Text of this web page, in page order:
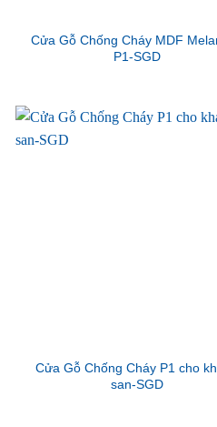
Cửa Gỗ Chống Cháy MDF
P1-SGD
Cửa Gỗ Chống Cháy P1 cho
san-SGD